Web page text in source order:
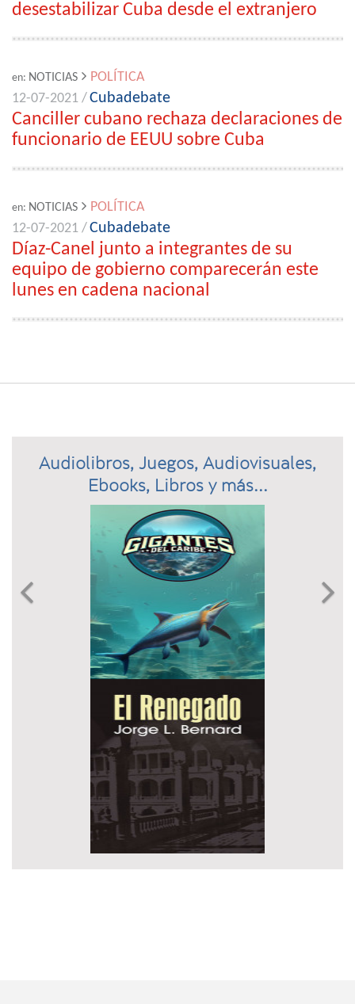
desestabilizar Cuba desde el extranjero
en: NOTICIAS
POLÍTICA
12-07-2021 /Cubadebate
Canciller cubano rechaza declaraciones de
funcionario de EEUU sobre Cuba
en: NOTICIAS
POLÍTICA
12-07-2021 /Cubadebate
Díaz-Canel junto a integrantes de su
equipo de gobierno comparecerán este
lunes en cadena nacional
Audiolibros, Juegos, Audiovisuales,
Ebooks, Libros y más...
Previous 